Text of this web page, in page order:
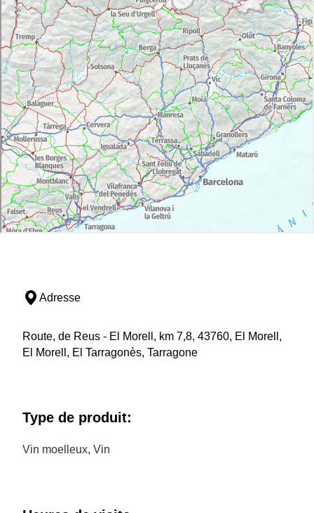
Adresse
Route, de Reus - El Morell, km 7,8, 43760, El Morell,
El Morell, El Tarragonès, Tarragone
Type de produit:
Vin moelleux, Vin